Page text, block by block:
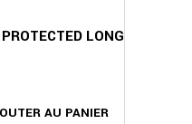
AU PANIER
LONG